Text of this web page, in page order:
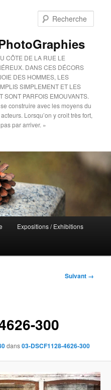
CÔTE DE LA RUE LE
DANS CES DÉCORS
DES HOMMES, LES
SIMPLEMENT ET LES
SONT PARFOIS EMOUVANTS.
construire avec les moyens du
Lorsqu’on y croit très fort,
par arriver. »
Expositions / Exhibitions
Suivant →
300
dans03-DSCF1128-4626-300